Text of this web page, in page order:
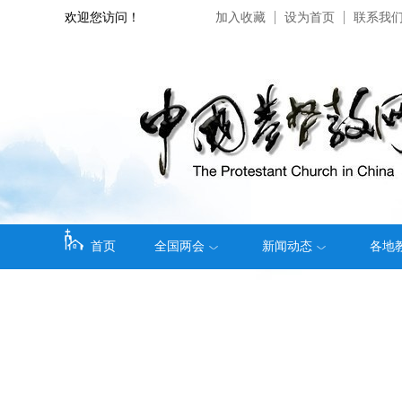
欢迎您访问！ 加入收藏 设为首页 联系我
首页 全国两会 新闻动态 各地